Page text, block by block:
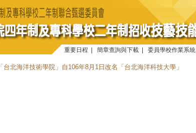
重要日程 簡章查詢與下載 委員學校作業系統
「台北海洋技術學院」自106年8月1日改名「台北海洋科技大學」